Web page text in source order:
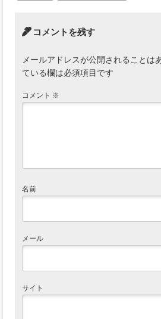
コメントを残す
メールアドレスが公開されることは
ている欄は必須項目です
コメント ※
名前
メール
サイト